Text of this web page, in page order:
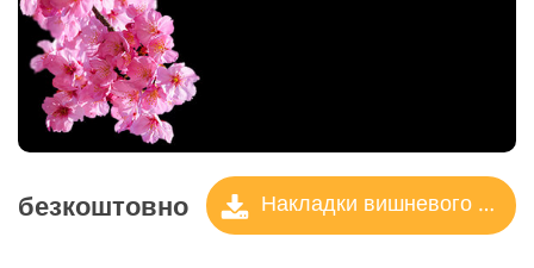
безкоштовно Накладки вишневого цвіту